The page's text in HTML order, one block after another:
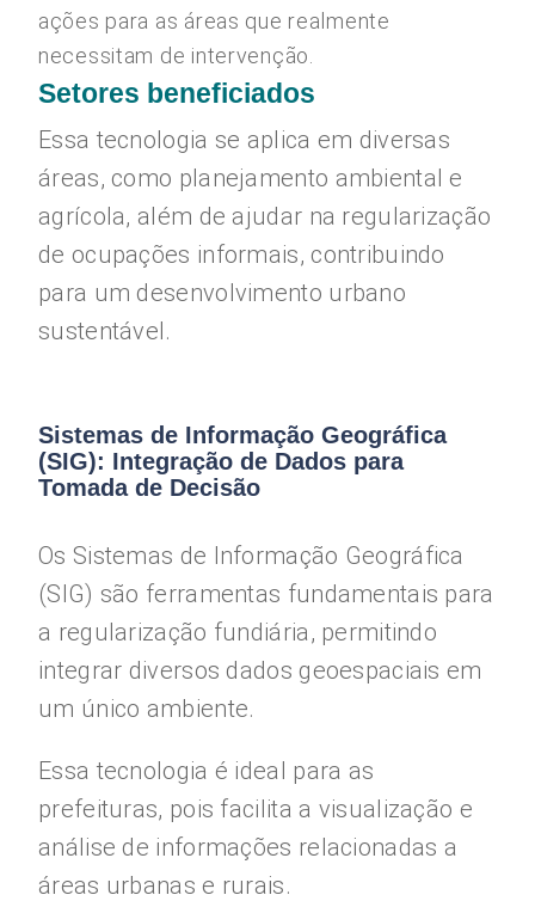
ações para as áreas que realmente
necessitam de intervenção.
Setores beneficiados
Essa tecnologia se aplica em diversas
áreas, como planejamento ambiental e
agrícola, além de ajudar na regularização
de ocupações informais, contribuindo
para um desenvolvimento urbano
sustentável.
Sistemas de Informação Geográfica
(SIG): Integração de Dados para
Tomada de Decisão
Os Sistemas de Informação Geográfica
(SIG) são ferramentas fundamentais para
a regularização fundiária, permitindo
integrar diversos dados geoespaciais em
um único ambiente.
Essa tecnologia é ideal para as
prefeituras, pois facilita a visualização e
análise de informações relacionadas a
áreas urbanas e rurais.